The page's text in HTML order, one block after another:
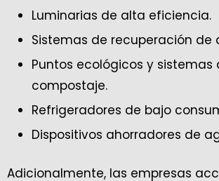
Luminarias de alta eficiencia.
Sistemas de recuperación de
Puntos ecológicos y sistemas
compostaje.
Refrigeradores de bajo
Dispositivos ahorradores de
Adicionalmente, las empresas